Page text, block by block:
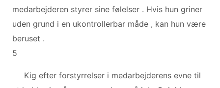
medarbejderen styrer sine følelser . Hvis hun griner
uden grund i en ukontrollerbar måde , kan hun være
beruset .
5
Kig efter forstyrrelser i medarbejderens evne til